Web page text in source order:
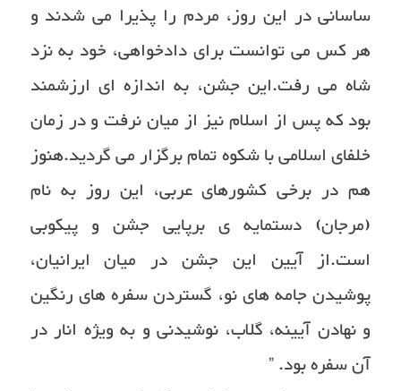
ساسانی در این روز، مردم را پذیرا می شدند و
هر کس می توانست برای دادخواهی، خود به نزد
شاه می رفت.این جشن، به اندازه ای ارزشمند
بود که پس از اسلام نیز از میان نرفت و در زمان
خلفای اسلامی با شکوه تمام برگزار می گردید.هنوز
هم در برخی کشورهای عربی، این روز به نام
(مرجان) دستمایه ی برپایی جشن و پیکوبی
است.از آیین این جشن در میان ایرانیان،
پوشیدن جامه های نو، گستردن سفره های رنگین
و نهادن آیینه، گلاب، نوشیدنی و به ویژه انار در
آن سفره بود. ”